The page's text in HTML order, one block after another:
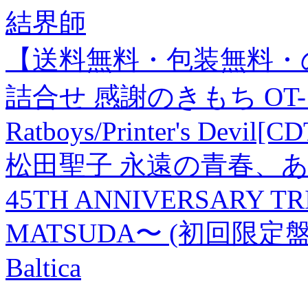
結界師
【送料無料・包装無料
詰合せ 感謝のきもち
Ratboys/Printer's
松田聖子 永遠の青春、
45TH ANNIVERSARY
MATSUDA〜 (初回限定
Baltica